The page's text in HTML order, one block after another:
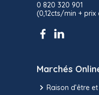
0 820 320 901
(0,12cts/min + prix
Marchés
Raison d’être